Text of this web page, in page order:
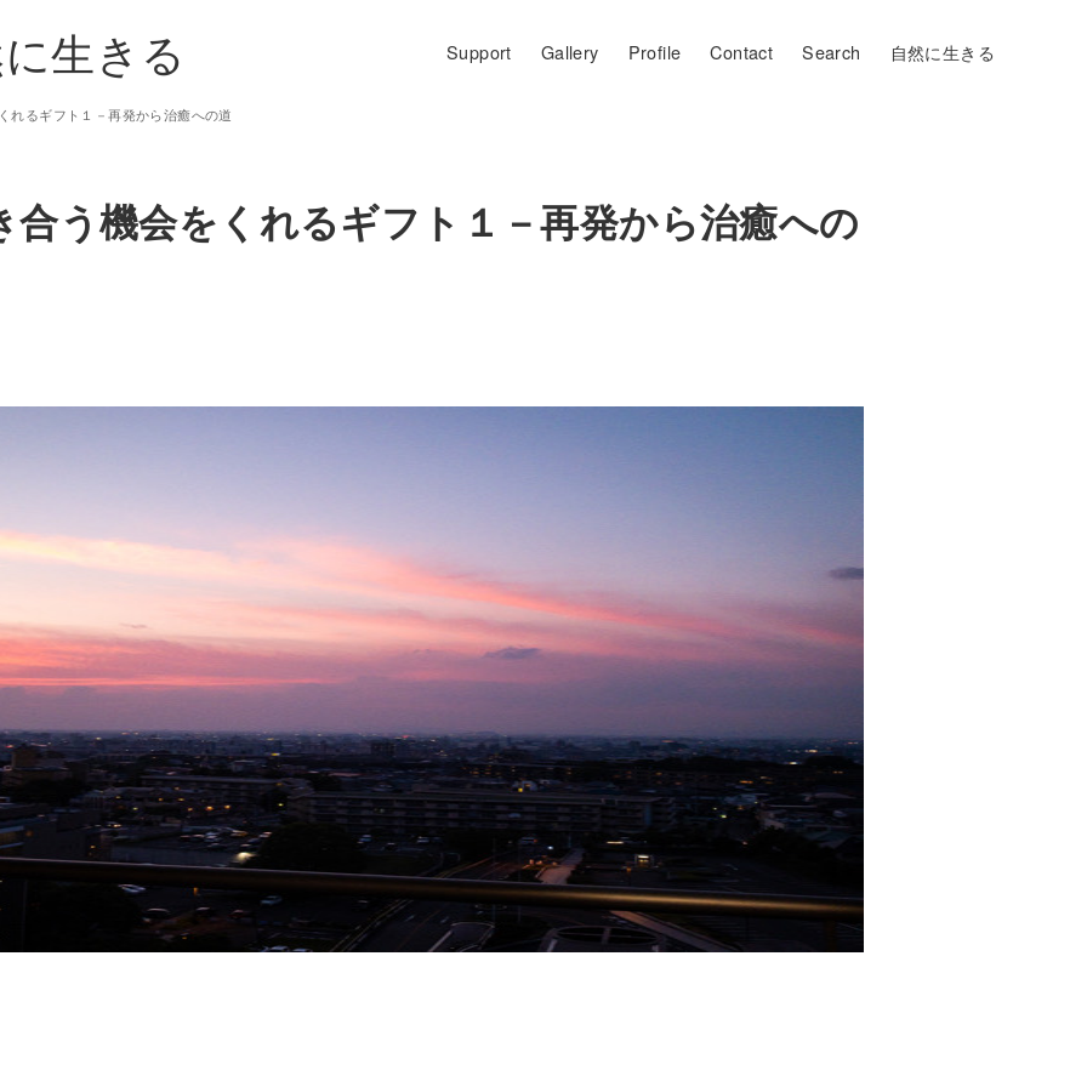
生きる Support Gallery Profile Contact Search 自然に生きる
れるギフト１－再発から治癒への道
合う機会をくれるギフト１－再発から治癒への